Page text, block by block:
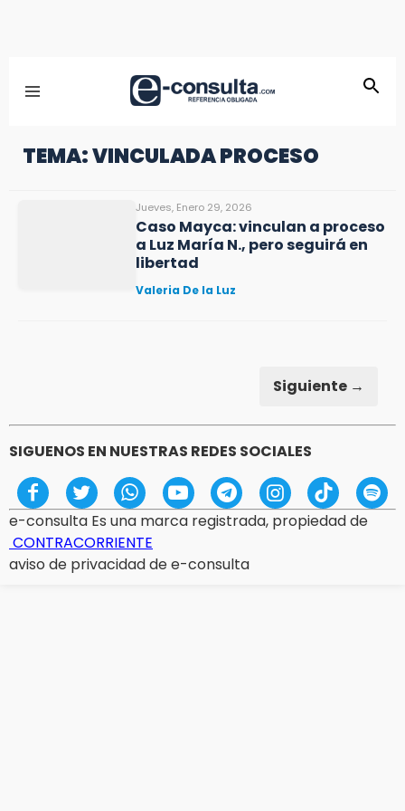
TEMA: VINCULADA PROCESO
Jueves, Enero 29, 2026
Caso Mayca: vinculan a proceso
a Luz María N., pero seguirá en
libertad
Valeria De la Luz
Siguiente →
SIGUENOS EN NUESTRAS REDES SOCIALES
e-consulta Es una marca registrada, propiedad de
CONTRACORRIENTE
aviso de privacidad de e-consulta